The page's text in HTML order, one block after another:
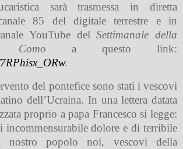
sarà trasmessa in diretta
85 del digitale terrestre e in
YouTube delSettimanale della
a questo link:
.
del pontefice sono stati i vescovi
dell’Ucraina. In una lettera datata
proprio a papa Francesco si legge:
incommensurabile dolore e di terribile
nostro popolo noi, vescovi della